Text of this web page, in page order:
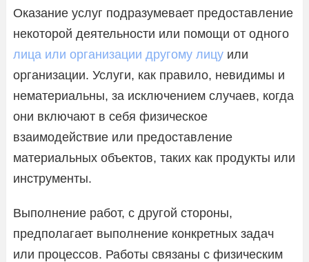
Оказание услуг подразумевает предоставление
некоторой деятельности или помощи от одного
лица или организации другому лицу или
организации. Услуги, как правило, невидимы и
нематериальны, за исключением случаев, когда
они включают в себя физическое
взаимодействие или предоставление
материальных объектов, таких как продукты или
инструменты.
Выполнение работ, с другой стороны,
предполагает выполнение конкретных задач
или процессов. Работы связаны с физическим